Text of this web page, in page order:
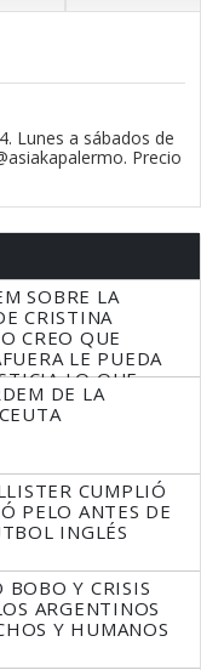
Lunes a sábados de
Precio
SOBRE LA
CRISTINA
CREO QUE
LE PUEDA
LO QUE
DE LA
CUMPLIÓ
PELO ANTES DE
INGLÉS
BOBO Y CRISIS
ARGENTINOS
Y HUMANOS